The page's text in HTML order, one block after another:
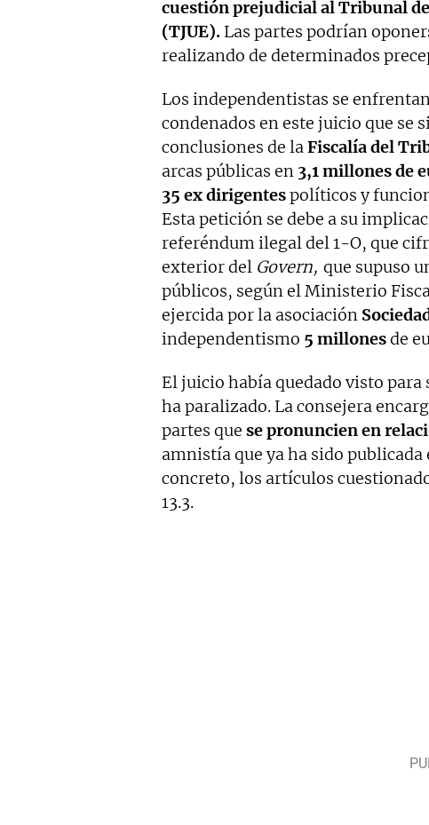
cuestión prejudicial al Tribunal
(TJUE). Las partes podrían
realizando de determinados
Los independentistas se
condenados en este juicio que se
conclusiones de laFiscalía del
arcas públicas en 3,1 millones de
35 ex dirigentespolíticos y
Esta petición se debe a su
referéndum ilegal del 1-O, que
exterior del Govern, que supuso
públicos, según el Ministerio
ejercida por la asociación
independentismo 5 millonesde
El juicio había quedado visto
ha paralizado. La consejera
partes que se pronuncien en
amnistía que ya ha sido publicada
concreto, los artículos
13.3.